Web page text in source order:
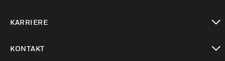
KARRIERE
KONTAKT